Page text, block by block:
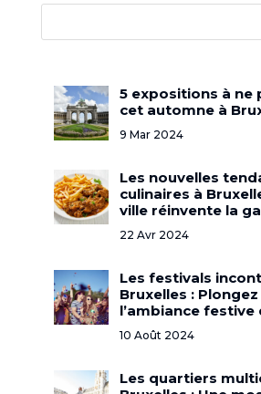
5 expositions à ne
cet automne à
9 Mar 2024
Les nouvelles
culinaires à
ville réinvente la
22 Avr 2024
Les festivals
Bruxelles :
l’ambiance festive
10 Août 2024
Les quartiers